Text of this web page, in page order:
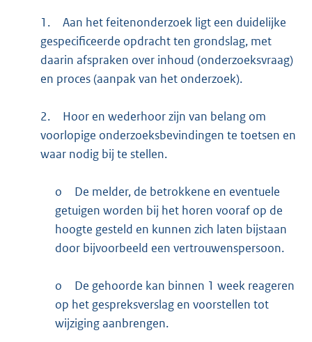
1.
Aan het feitenonderzoek ligt een duidelijke
gespecificeerde opdracht ten grondslag, met
daarin afspraken over inhoud (onderzoeksvraag)
en proces (aanpak van het onderzoek).
2.
Hoor en wederhoor zijn van belang om
voorlopige onderzoeksbevindingen te toetsen en
waar nodig bij te stellen.
o
De melder, de betrokkene en eventuele
getuigen worden bij het horen vooraf op de
hoogte gesteld en kunnen zich laten bijstaan
door bijvoorbeeld een vertrouwenspersoon.
o
De gehoorde kan binnen 1 week reageren
op het gespreksverslag en voorstellen tot
wijziging aanbrengen.